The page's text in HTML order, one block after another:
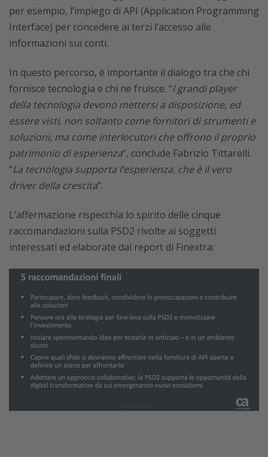
per esempio, l’impiego di API (Application Programming
Interface) per concedere ai terzi l’accesso alle
informazioni sui conti.
In questo percorso, è importante il dialogo tra che chi
fornisce tecnologia e chi ne fruisce. “I grandi player
della tecnologia devono mettersi a disposizione, ed
essere visti, non soltanto come fornitori di strumenti e
soluzioni, ma come interlocutori che offrono il proprio
patrimonio di esperienza”, conclude Fabrizio Tittarelli.
“La tecnologia supporta l’esperienza, che è il vero
driver della crescita”.
L’affermazione rispecchia lo spirito delle cinque
raccomandazioni sulla PSD2 rivolte ai soggetti
interessati ed elaborate dal report di Finextra: